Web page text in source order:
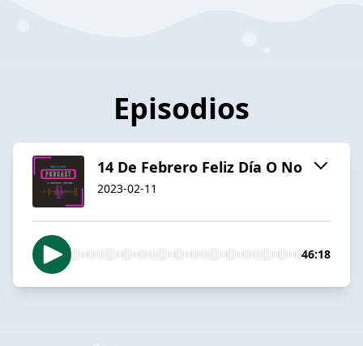
Episodios
14 De Febrero Feliz Día O No
2023-02-11
46:18